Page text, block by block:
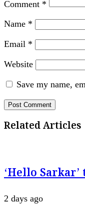
Comment *
Name *
Email *
Website
Save my name,
Related Articles
‘Hello
2 days ago